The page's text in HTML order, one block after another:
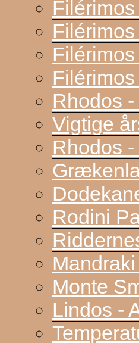
Rhodos
Vigtige
Rhodos
Rodini
Monte
Lindos -